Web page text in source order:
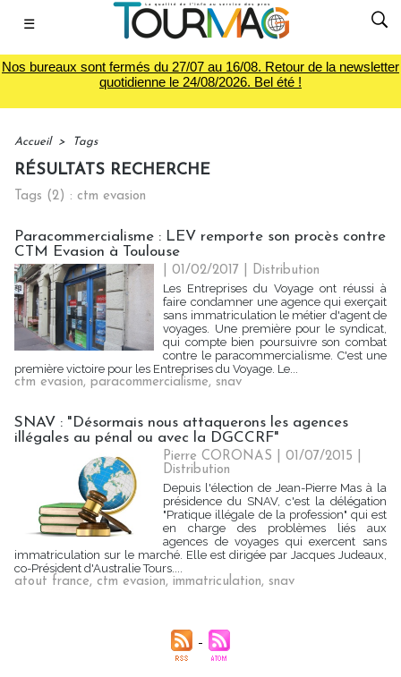
☰
Nos bureaux sont fermés du 27/07 au 16/08. Retour de la newsletter
quotidienne le 24/08/2026. Bel été !
Accueil > Tags
RÉSULTATS RECHERCHE
Tags (2) : ctm evasion
Paracommercialisme : LEV remporte son procès contre
CTM Evasion à Toulouse
| 01/02/2017
Distribution
Les Entreprises du Voyage ont réussi à
faire condamner une agence qui exerçait
sans immatriculation le métier d'agent de
voyages. Une première pour le syndicat,
qui compte bien poursuivre son combat
contre le paracommercialisme. C'est une
première victoire pour les Entreprises du Voyage. Le...
ctm evasion, paracommercialisme, snav
SNAV : "Désormais nous attaquerons les agences
illégales au pénal ou avec la DGCCRF"
Pierre CORONAS | 01/07/2015
Distribution
Depuis l'élection de Jean-Pierre Mas à la
présidence du SNAV, c'est la délégation
"Pratique illégale de la profession" qui est
en charge des problèmes liés aux
agences de voyages qui exercent sans
immatriculation sur le marché. Elle est dirigée par Jacques Judeaux,
co-Président d'Australie Tours....
atout france, ctm evasion, immatriculation, snav